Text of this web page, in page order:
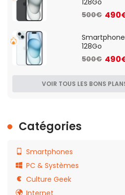
128Go
500€
Smartphone
128Go
500€
VOIR TOUS LES BONS
Catégories
Smartphones
PC & Systèmes
Culture Geek